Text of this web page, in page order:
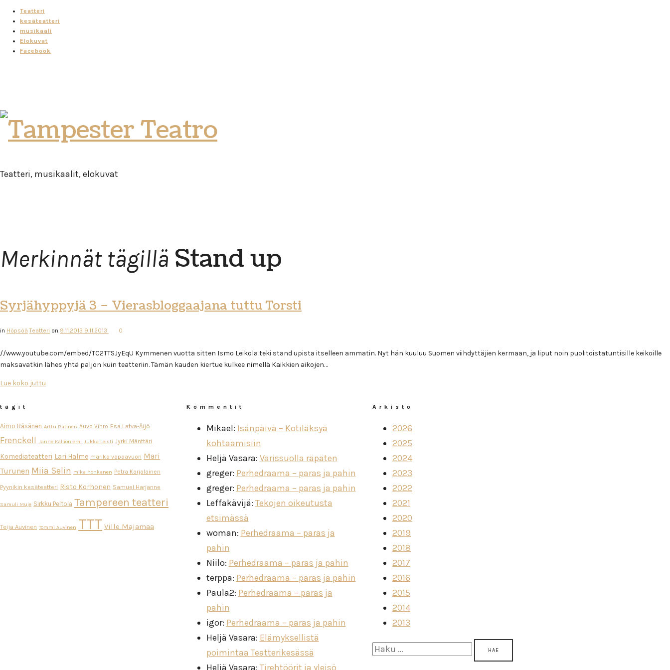
Teatteri
kesäteatteri
musikaali
Elokuvat
Facebook
Tampester
Teatro
Teatteri, musikaalit, elokuvat
Merkinnät tägillä Stand up
Syrjähyppyjä 3 – Vierasbloggaajana tuttu Torsti
in Höpsöä Teatteri on 9.11.2013 9.11.2013 0
//www.youtube.com/embed/TC2TTSJyEqU Kymmenen vuotta sitten Ismo Leikola teki stand upista itselleen ammatin. Nyt hän kuuluu Suomen viihdyttäjien kermaan, ja liput noin puolitoistatuntisille keikoille
maksavatkin lähes yhtä paljon kuin teatteriin. Tämän kauden kiertue kulkee nimellä Kaikkien aikojen…
Lue koko juttu
tägit
Aimo Räsänen Arttu Ratinen Auvo Vihro Esa Latva-Äijö
Frenckell Janne Kallioniemi Jukka Leisti Jyrki Mänttäri
Komediateatteri Lari Halme marika vapaavuori Mari
Turunen Miia Selin mika honkanen Petra Karjalainen
Pyynikin kesäteatteri Risto Korhonen Samuel Harjanne
Samuli Muje Sirkku Peltola Tampereen teatteri
Teija Auvinen Tommi Auvinen TTT Ville Majamaa
Kommentit
Mikael: Isänpäivä – Kotiläksyä
kohtaamisiin
Heljä Vasara: Varissuolla räpäten
greger: Perhedraama – paras ja pahin
greger: Perhedraama – paras ja pahin
Leffakävijä: Tekojen oikeutusta
etsimässä
woman: Perhedraama – paras ja
pahin
Niilo: Perhedraama – paras ja pahin
terppa: Perhedraama – paras ja pahin
Paula2: Perhedraama – paras ja
pahin
igor: Perhedraama – paras ja pahin
Heljä Vasara: Elämyksellistä
poimintaa Teatterikesässä
Heljä Vasara: Tirehtöörit ja yleisö
Arkisto
2026
2025
2024
2023
2022
2021
2020
2019
2018
2017
2016
2015
2014
2013
Haku: